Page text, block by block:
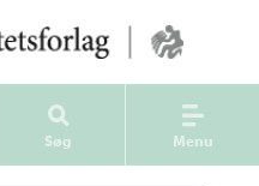
Søg Menu